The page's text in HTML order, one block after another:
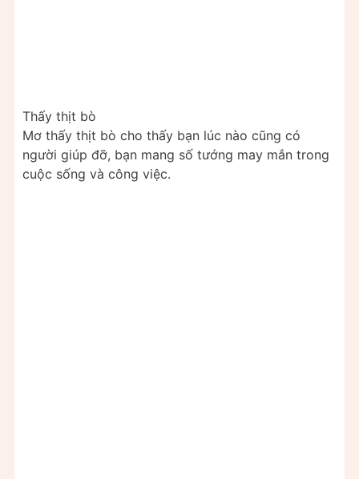
Thấy thịt bò
Mơ thấy thịt bò cho thấy bạn lúc nào cũng có
người giúp đỡ, bạn mang số tướng may mắn trong
cuộc sống và công việc.